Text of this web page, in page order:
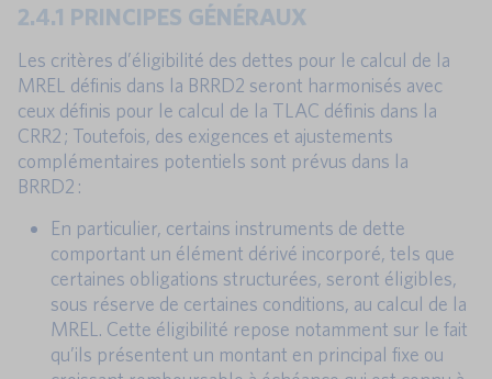
2.4.1 PRINCIPES GÉNÉRAUX
Les critères d’éligibilité des dettes pour le calcul de la
MREL définis dans la BRRD2 seront harmonisés avec
ceux définis pour le calcul de la TLAC définis dans la
CRR2 ; Toutefois, des exigences et ajustements
complémentaires potentiels sont prévus dans la
BRRD2 :
En particulier, certains instruments de dette
comportant un élément dérivé incorporé, tels que
certaines obligations structurées, seront éligibles,
sous réserve de certaines conditions, au calcul de la
MREL. Cette éligibilité repose notamment sur le fait
qu’ils présentent un montant en principal fixe ou